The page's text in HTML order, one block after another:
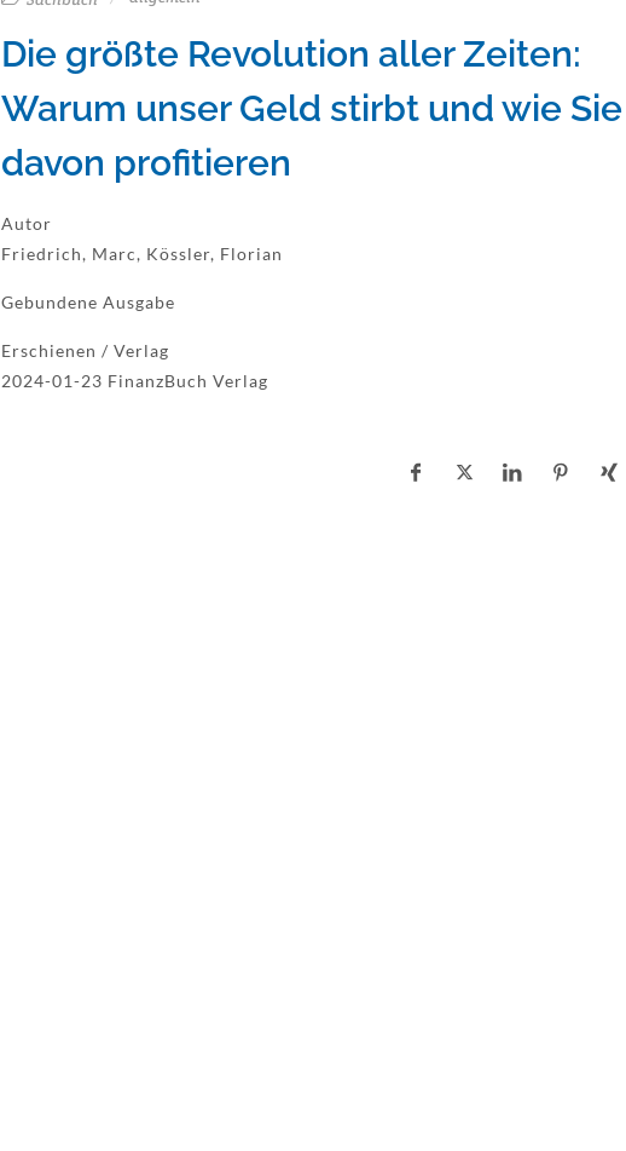
Die größte Revolution aller Zeiten:
Warum unser Geld stirbt und wie Sie
davon profitieren
Autor
Friedrich, Marc, Kössler, Florian
Gebundene Ausgabe
Erschienen / Verlag
2024-01-23 FinanzBuch Verlag